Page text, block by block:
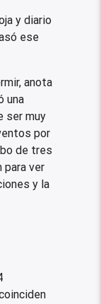
y diario
ese
anota
una
ser muy
por
de tres
para ver
y la